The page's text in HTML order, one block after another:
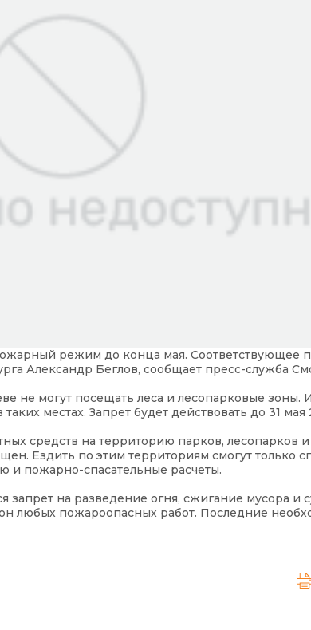
режим до конца мая. Соответствующее
Александр Беглов, сообщает пресс-служба
не могут посещать леса и лесопарковые зоны.
местах. Запрет будет действовать до 31 мая
средств на территорию парков, лесопарков и
Ездить по этим территориям смогут только
и пожарно-спасательные расчеты.
на разведение огня, сжигание мусора и
любых пожароопасных работ. Последние